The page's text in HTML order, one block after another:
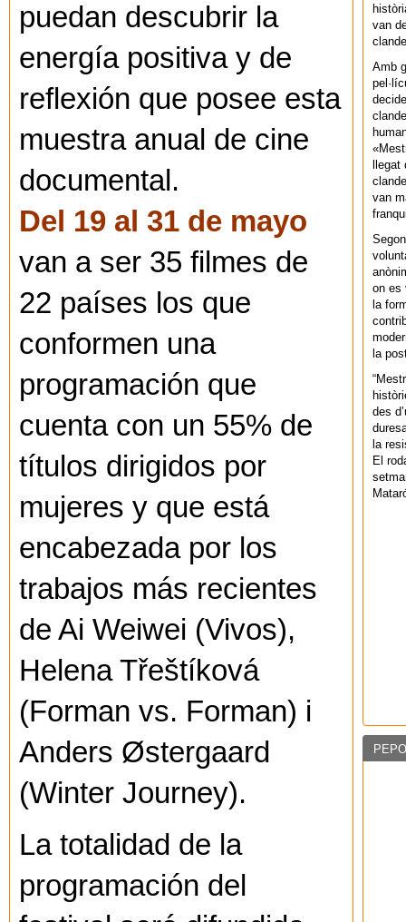
puedan descubrir la
energía positiva y de
reflexión que posee esta
muestra anual de cine
documental.
Del 19 al 31 de mayo
van a ser 35 filmes de
22 países los que
conformen una
programación que
cuenta con un 55% de
títulos dirigidos por
mujeres y que está
encabezada por los
trabajos más recientes
de Ai Weiwei (Vivos),
Helena Třeštíková
(Forman vs. Forman) i
Anders Østergaard
(Winter Journey).
La totalidad de la
programación del
van
Amb
van
on es
la
la
des
la
El